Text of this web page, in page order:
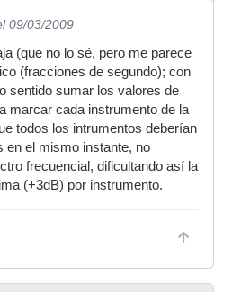
09/03/2009
(que no lo sé, pero me parece
(fracciones de segundo); con
sentido sumar los valores de
marcar cada instrumento de la
todos los intrumentos deberían
en el mismo instante, no
frecuencial, dificultando así la
(+3dB) por instrumento.